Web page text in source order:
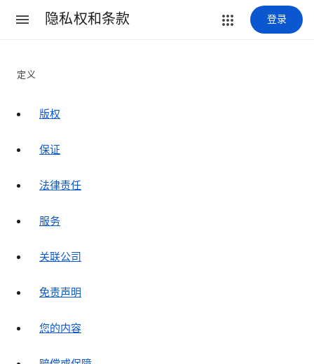
隐私权和条款 登录
定义
版权
保证
法律责任
服务
关联公司
免责声明
您的内容